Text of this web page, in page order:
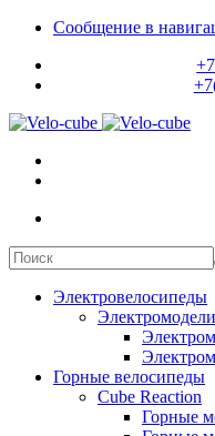
Сообщение в
Электровелосипеды
Горные велосипеды
Cube Reaction
Горные